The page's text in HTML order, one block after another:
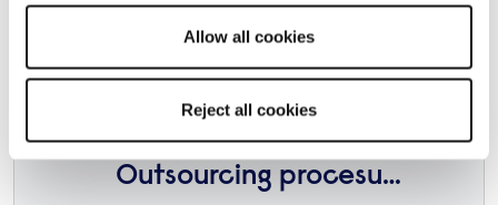
Allow all cookies
Reject all cookies
Outsourcing procesu